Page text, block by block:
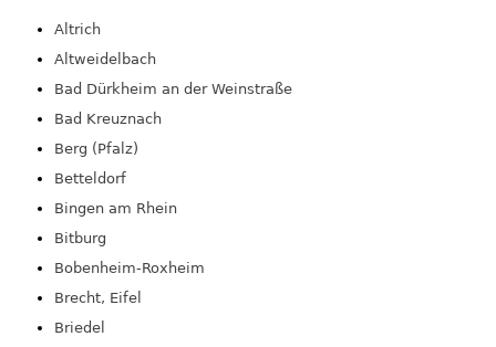
Altrich
Altweidelbach
Bad Dürkheim an der Weinstraße
Bad Kreuznach
Berg (Pfalz)
Betteldorf
Bingen am Rhein
Bitburg
Bobenheim-Roxheim
Brecht, Eifel
Briedel